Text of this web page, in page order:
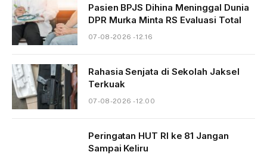
Pasien BPJS Dihina Meninggal Dunia
DPR Murka Minta RS Evaluasi Total
07-08-2026 - 12.16
Rahasia Senjata di Sekolah Jaksel
Terkuak
07-08-2026 - 12.00
Peringatan HUT RI ke 81 Jangan
Sampai Keliru